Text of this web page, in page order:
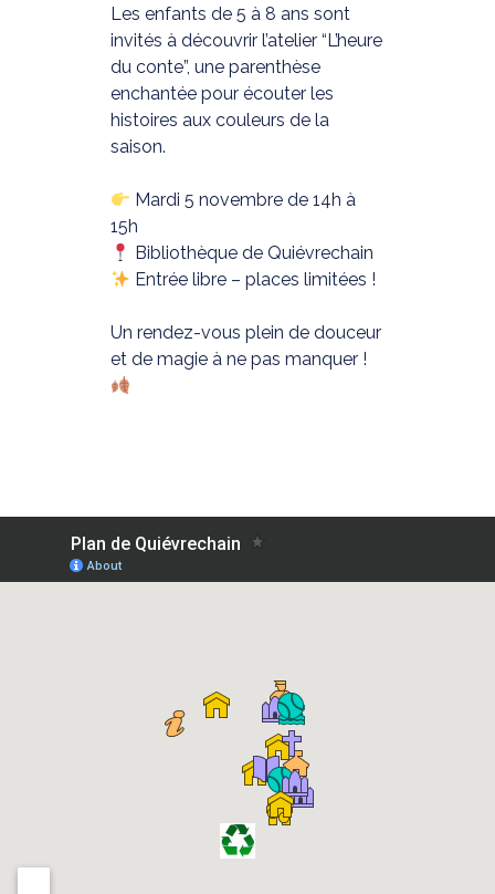
Les enfants de 5 à 8 ans sont
invités à découvrir l’atelier “L’heure
du conte”, une parenthèse
enchantée pour écouter les
histoires aux couleurs de la
saison.
Mardi 5 novembre de 14h à
15h
Bibliothèque de Quiévrechain
Entrée libre – places limitées !
Un rendez-vous plein de douceur
et de magie à ne pas manquer !